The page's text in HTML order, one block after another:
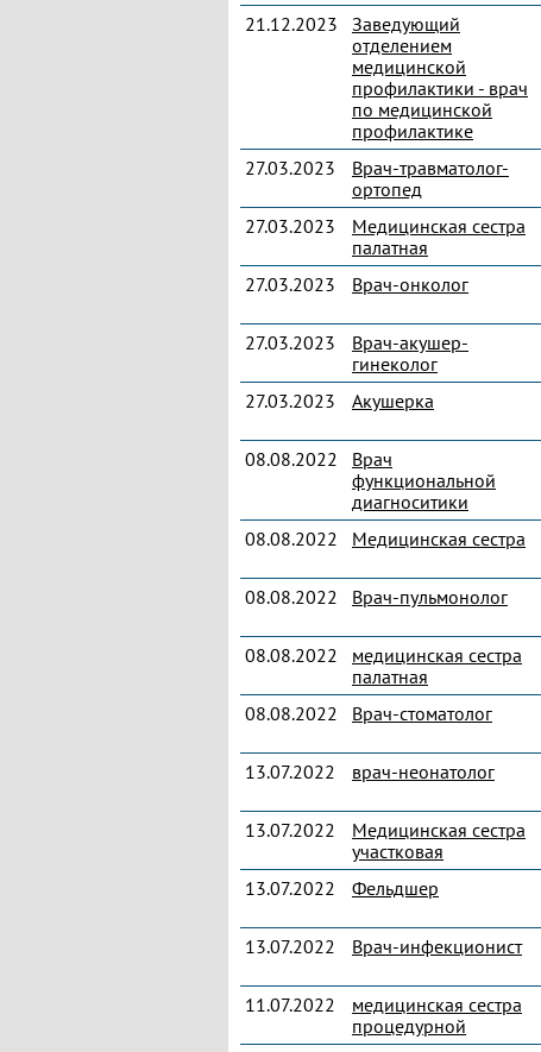
21.12.2023
Заведующий
отделением
медицинской
профилактики - врач
по медицинской
профилактике
27.03.2023
Врач-травматолог-
ортопед
27.03.2023
Медицинская сестра
палатная
27.03.2023 Врач-онколог
27.03.2023
Врач-акушер-
гинеколог
27.03.2023 Акушерка
08.08.2022
Врач
функциональной
диагноситики
08.08.2022 Медицинская сестра
08.08.2022 Врач-пульмонолог
08.08.2022
медицинская сестра
палатная
08.08.2022 Врач-стоматолог
13.07.2022 врач-неонатолог
13.07.2022
Медицинская сестра
участковая
13.07.2022 Фельдшер
13.07.2022 Врач-инфекционист
11.07.2022
медицинская сестра
процедурной